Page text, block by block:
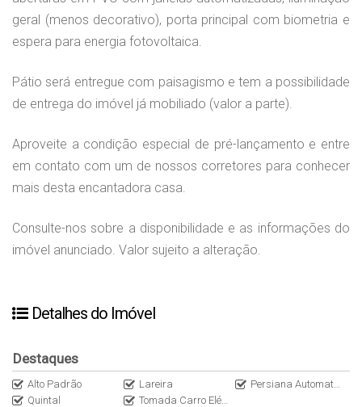
geral (menos decorativo), porta principal com biometria e
espera para energia fotovoltaica.
Pátio será entregue com paisagismo e tem a possibilidade
de entrega do imóvel já mobiliado (valor a parte).
Aproveite a condição especial de pré-lançamento e entre
em contato com um de nossos corretores para conhecer
mais desta encantadora casa.
Consulte-nos sobre a disponibilidade e as informações do
imóvel anunciado. Valor sujeito a alteração.
Detalhes do Imóvel
Destaques
Alto Padrão Lareira
Persiana Automatizada
Quintal
Tomada Carro Elétrico